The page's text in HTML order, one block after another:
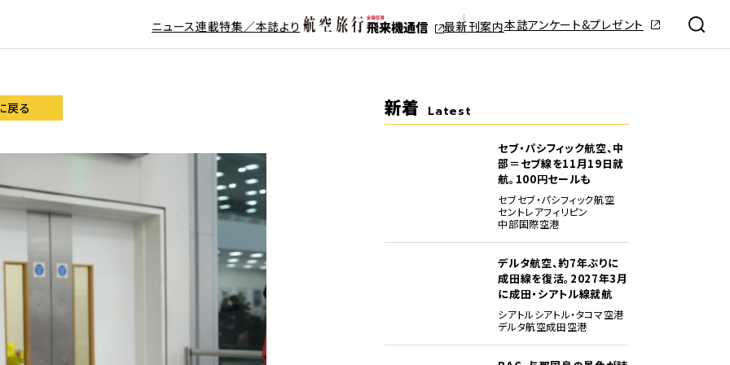
ニュース連載特集／本誌より 最新刊案内本誌アンケート&プレゼント
戻る 新着 Latest
セブ・パシフィック航空、中
部＝セブ線を11月19日就
航。100円セールも
セブセブ・パシフィック航空
セントレアフィリピン
中部国際空港
デルタ航空、約7年ぶりに
成田線を復活。2027年3月
に成田・シアトル線就航
シアトルシアトル・タコマ空港
デルタ航空成田空港